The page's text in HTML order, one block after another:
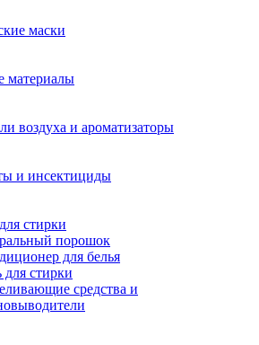
маски
материалы
воздуха и ароматизаторы
и инсектициды
стирки
порошок
для белья
для стирки
средства и